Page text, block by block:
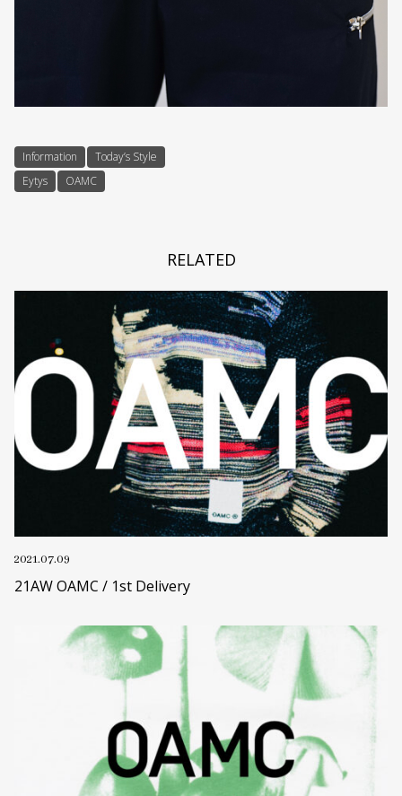
Information
Today’s Style
Eytys
OAMC
RELATED
2021.07.09
21AW OAMC / 1st Delivery